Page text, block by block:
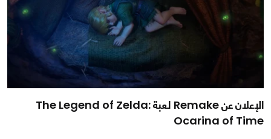
الإعلان عن Remake لعبة The Legend of Zelda:
Ocarina of Time